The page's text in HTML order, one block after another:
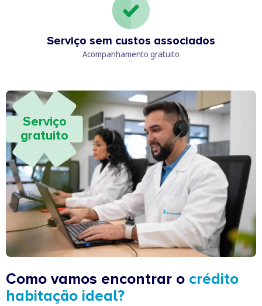
Serviço sem custos associados
Acompanhamento gratuito
Como vamos encontrar o crédito
habitação ideal?
Serviço
gratuito